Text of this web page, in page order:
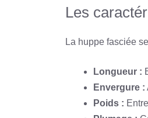
Les
La huppe fasciée
Longueur :
Envergure :
Poids :